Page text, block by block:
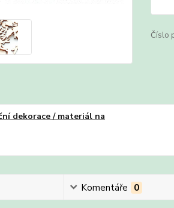
Číslo
dekorace / materiál na
Komentáře 0